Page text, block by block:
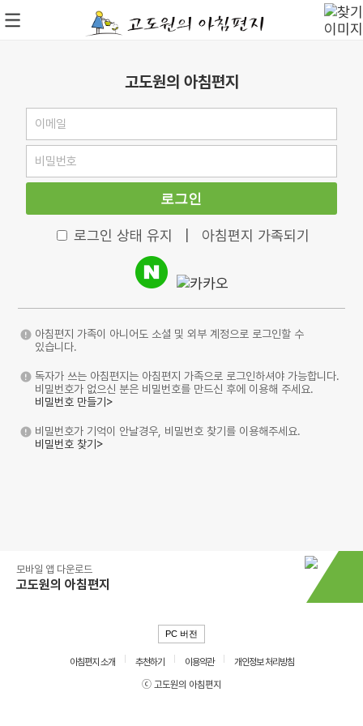
고도원의 아침편지
로그인
로그인 상태 유지 아침편지 가족되기
아침편지 가족이 아니어도 소셜 및 외부 계정으로 로그인할 수
있습니다.
독자가 쓰는 아침편지는 아침편지 가족으로 로그인하셔야 가능합니다.
비밀번호가 없으신 분은 비밀번호를 만드신 후에 이용해 주세요.
비밀번호 만들기>
비밀번호가 기억이 안날경우, 비밀번호 찾기를 이용해주세요.
비밀번호 찾기>
모바일 앱 다운로드
고도원의 아침편지
PC 버전
아침편지 소개 추천하기 이용약관
개인정보 처리방침
ⓒ 고도원의 아침편지